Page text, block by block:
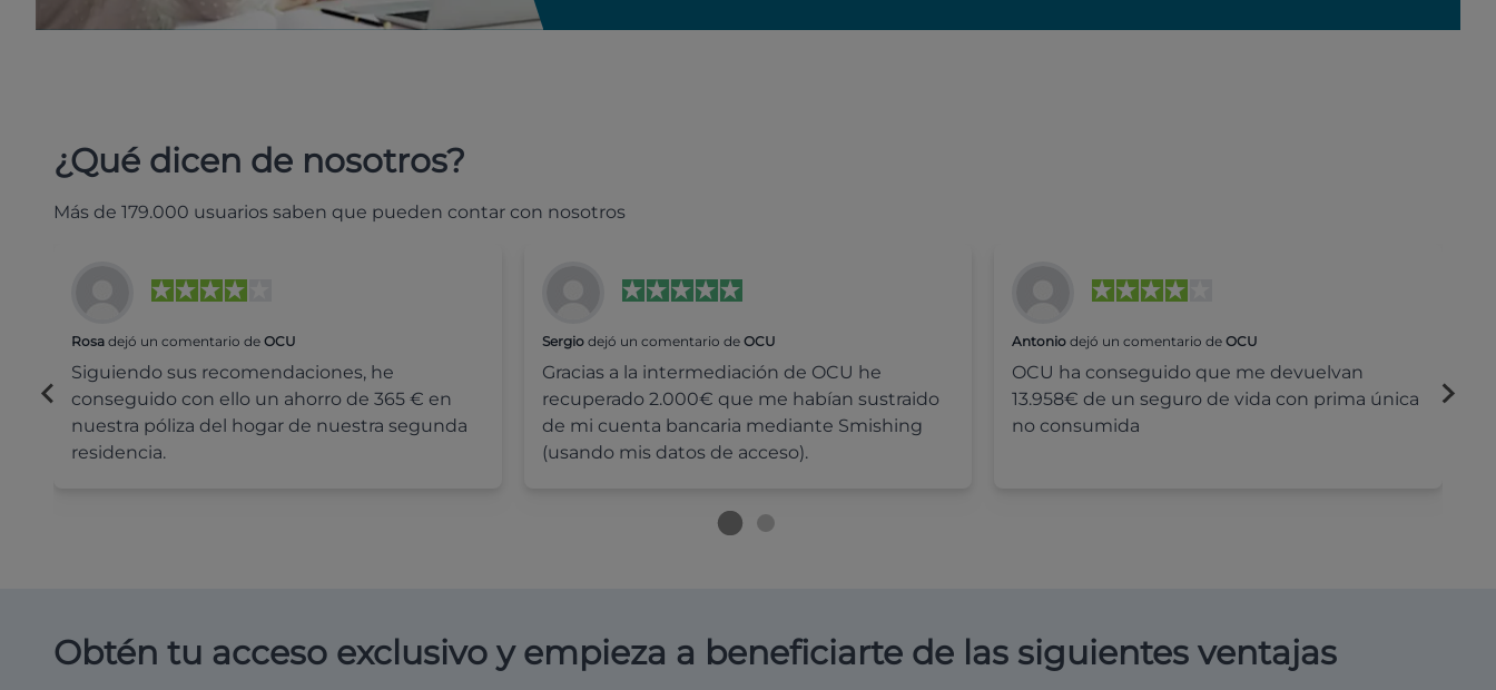
¿Qué dicen de nosotros?
Más de 179.000 usuarios saben que pueden contar con nosotros
Rosa dejó un comentario de OCU
Siguiendo sus recomendaciones, he
conseguido con ello un ahorro de 365 € en
nuestra póliza del hogar de nuestra segunda
residencia.
Sergiodejó un comentario de OCU
Gracias a la intermediación de OCU he
recuperado 2.000€ que me habían sustraido
de mi cuenta bancaria mediante Smishing
(usando mis datos de acceso).
Antonio dejó un comentario deOCU
OCU ha conseguido que me devuelvan
13.958€ de un seguro de vida con prima única
no consumida
Obtén tu acceso exclusivo y empieza a beneficiarte de las siguientes ventajas